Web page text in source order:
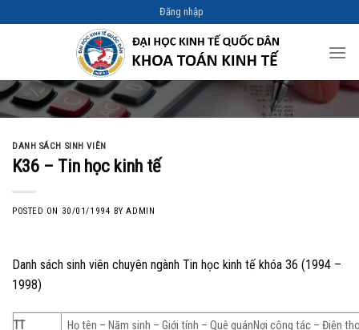
to
Đăng nhập
DANH SÁCH SINH VIÊN
K36 – Tin học kinh tế
POSTED ON 30/01/1994 BYADMIN
Danh sách sinh viên chuyên ngành Tin học kinh tế khóa 36 (1994 –
1998)
TT
Họ tên – Năm sinh – Giới tính – Quê quánNơi công tác – Điện